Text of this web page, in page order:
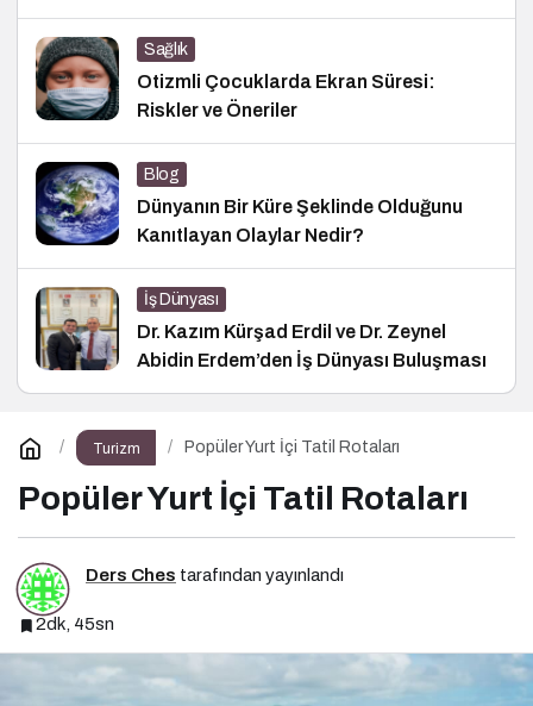
Sağlık
Otizmli Çocuklarda Ekran Süresi:
Riskler ve Öneriler
Blog
Dünyanın Bir Küre Şeklinde Olduğunu
Kanıtlayan Olaylar Nedir?
İş Dünyası
Dr. Kazım Kürşad Erdil ve Dr. Zeynel
Abidin Erdem’den İş Dünyası Buluşması
Turizm Popüler Yurt İçi Tatil Rotaları
Popüler Yurt İçi Tatil Rotaları
Ders Ches tarafından yayınlandı
2dk, 45sn